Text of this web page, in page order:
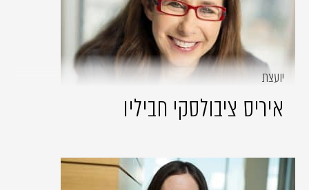
יועצת
איריס ציבולסקי חביליו